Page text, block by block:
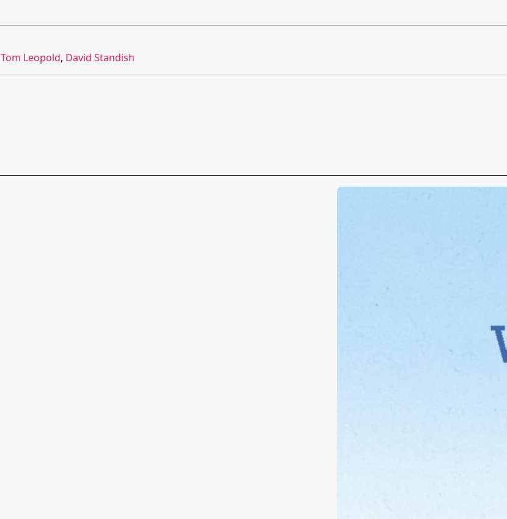
Tom Leopold, David Standish